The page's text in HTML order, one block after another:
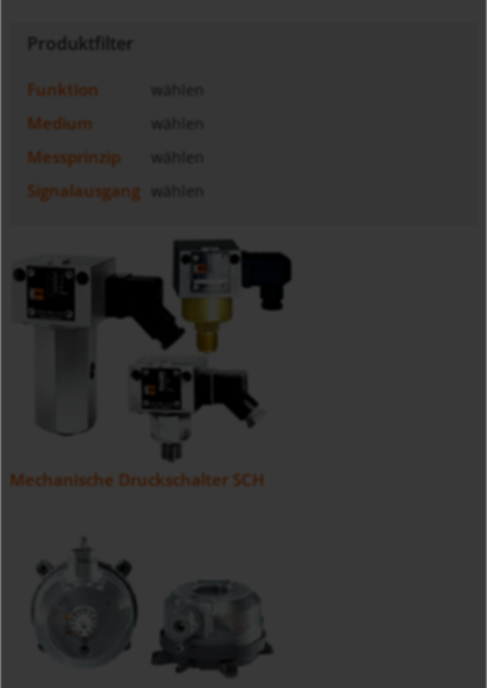
Produktfilter
Funktion
Medium
Messprinzip
Signalausgang
Mechanische Druckschalter SCH